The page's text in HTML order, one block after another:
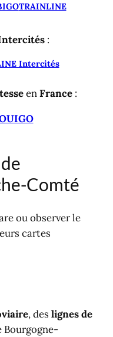
TRAINLINE
:
Intercités
enFrance :
Comté
ou observer le
cartes
, deslignes de
Bourgogne-